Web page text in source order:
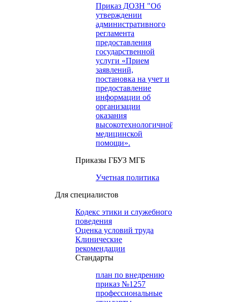
Приказ ДОЗН "Об
утверждении
административного
регламента
предоставления
государственной
услуги «Прием
заявлений,
постановка на учет и
предоставление
информации об
организации
оказания
высокотехнологичной
медицинской
помощи».
Приказы ГБУЗ МГБ
Учетная политика
Для специалистов
Кодекс этики и служебного
поведения
Оценка условий труда
Клинические
рекомендации
Cтандарты
план по внедрению
приказ №1257
профессиональные